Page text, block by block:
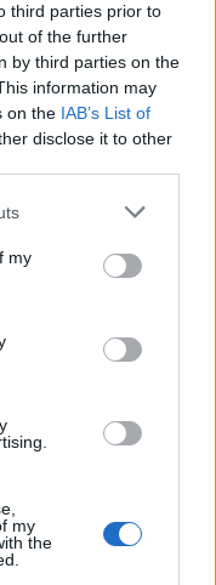
third parties prior to
of the further
by third parties on the
information may
on the IAB’s List of
disclose it to other
one or more Google
You may click to
third-party tags to
in below Google
my
my
the
és
2020-ban csak
a csatlakozó
tervek alapján a
normál
vasúthálózat
és San Sebastián
más spanyol
javítja majd.
gyorsítja a
is
majd Bilbao
Irun-on át